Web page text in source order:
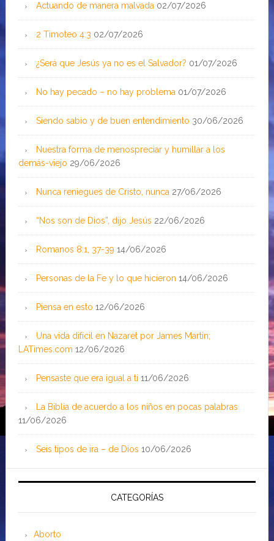
Actuando de manera malvada 02/07/2026
2 Timoteo 4:3 02/07/2026
¿Será que Jesús ya no es el Salvador? 01/07/2026
No hay pecado – no hay problema 01/07/2026
Siendo sabio y de buen entendimiento 30/06/2026
Nuestra forma de menospreciar y humillar a los
demás-viejo 29/06/2026
Nunca reniegues de Cristo, nunca 27/06/2026
“Nos son de Dios”, dijo Jesús 22/06/2026
Romanos 8:1, 37-39 14/06/2026
Personas de la Fe y lo que hicieron 14/06/2026
Piensa en esto 12/06/2026
Una vida difícil en Nazaret por James Martin;
LATimes.com 12/06/2026
Pensaste que era igual a ti 11/06/2026
La Biblia de acuerdo a los niños en pocas palabras
11/06/2026
Seis tipos de ira – de Dios 10/06/2026
CATEGORÍAS
Aborto